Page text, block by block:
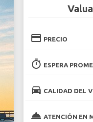
credit_card PRECIO
timer ESPERA
directions_car CALIDAD DEL
room_service ATENCIÓN EN